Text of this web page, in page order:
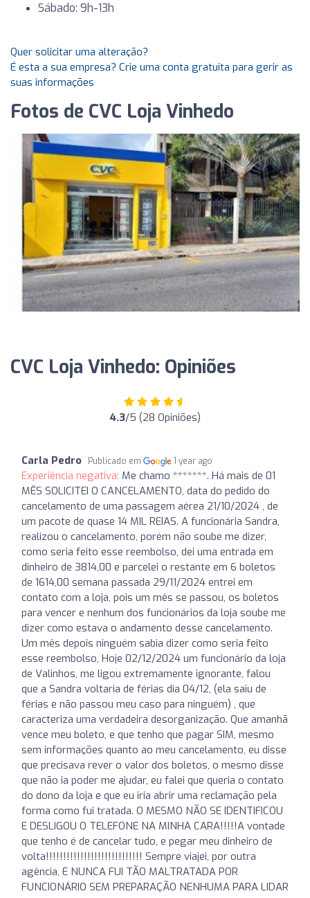
Sábado: 9h-13h
Quer solicitar uma alteração?
É esta a sua empresa? Crie uma conta gratuita para gerir as
suas informações
Fotos de CVC Loja Vinhedo
CVC Loja Vinhedo: Opiniões
4.3/5 (28 Opiniões)
Carla Pedro Publicado em 1 year ago
Experiência negativa: Me chamo *******. Há mais de 01
MÊS SOLICITEI O CANCELAMENTO, data do pedido do
cancelamento de uma passagem aérea 21/10/2024 , de
um pacote de quase 14 MIL REIAS. A funcionária Sandra,
realizou o cancelamento, porém não soube me dizer,
como seria feito esse reembolso, dei uma entrada em
dinheiro de 3814,00 e parcelei o restante em 6 boletos
de 1614,00 semana passada 29/11/2024 entrei em
contato com a loja, pois um mês se passou, os boletos
para vencer e nenhum dos funcionários da loja soube me
dizer como estava o andamento desse cancelamento.
Um mês depois ninguém sabia dizer como seria feito
esse reembolso, Hoje 02/12/2024 um funcionário da loja
de Valinhos, me ligou extremamente ignorante, falou
que a Sandra voltaria de férias dia 04/12, (ela saiu de
férias e não passou meu caso para ninguém) , que
caracteriza uma verdadeira desorganização. Que amanhã
vence meu boleto, e que tenho que pagar SIM, mesmo
sem informações quanto ao meu cancelamento, eu disse
que precisava rever o valor dos boletos, o mesmo disse
que não ia poder me ajudar, eu falei que queria o contato
do dono da loja e que eu iria abrir uma reclamação pela
forma como fui tratada. O MESMO NÃO SE IDENTIFICOU
E DESLIGOU O TELEFONE NA MINHA CARA!!!!!A vontade
que tenho é de cancelar tudo, e pegar meu dinheiro de
volta!!!!!!!!!!!!!!!!!!!!!!!!!!!! Sempre viajei, por outra
agência, E NUNCA FUI TÃO MALTRATADA POR
FUNCIONÁRIO SEM PREPARAÇÃO NENHUMA PARA LIDAR